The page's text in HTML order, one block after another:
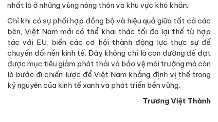
nhất là ở những vùng nông thôn và khu vực khó khăn.
Chỉ khi có sự phối hợp đồng bộ và hiệu quả giữa tất cả các
bên, Việt Nam mới có thể khai thác tối đa lợi thế từ hợp
tác với EU, biến các cơ hội thành động lực thực sự để
chuyển đổi nền kinh tế. Đây không chỉ là con đường để đạt
được mục tiêu giảm phát thải và bảo vệ môi trường mà còn
là bước đi chiến lược để Việt Nam khẳng định vị thế trong
kỷ nguyên của kinh tế xanh và phát triển bền vững.
Trương Việt Thành